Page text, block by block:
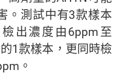
。測試中有3款樣本
出濃度由6ppm至
1款樣本，更同時檢
。